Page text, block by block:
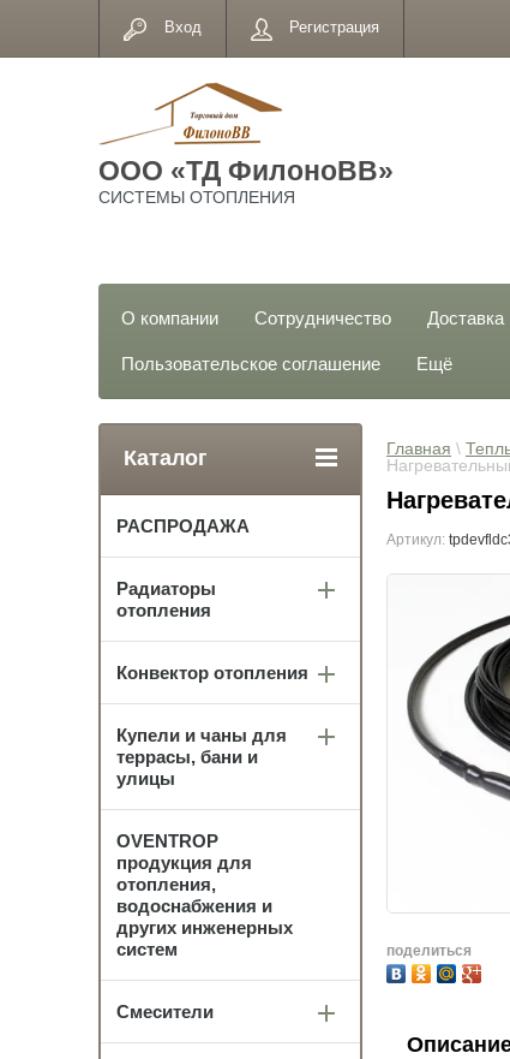
Вход Регистрация
ООО «ТД ФилоноВВ»
СИСТЕМЫ ОТОПЛЕНИЯ
О компании Сотрудничество Доставка
Пользовательское соглашение Ещё
Главная \
Артикул:
поделиться
Каталог
РАСПРОДАЖА
Радиаторы
отопления
Конвектор отопления
Купели и чаны для
террасы, бани и
улицы
OVENTROP
продукция для
отопления,
водоснабжения и
других инженерных
систем
Смесители